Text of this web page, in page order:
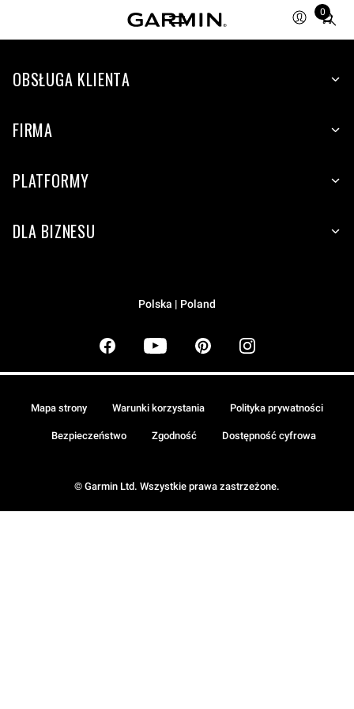
0
Total
items
cart:
OBSŁUGA KLIENTA
FIRMA
PLATFORMY
DLA BIZNESU
Polska | Poland
© Garmin Ltd. Wszystkie prawa zastrzeżone.
Mapa strony Warunki korzystania Polityka prywatności
Bezpieczeństwo Zgodność Dostępność cyfrowa